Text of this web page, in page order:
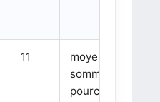
11
moyennes,
sommes,
pourcentages,